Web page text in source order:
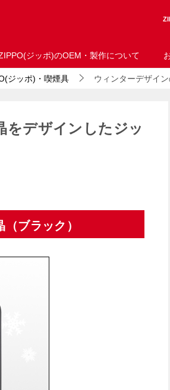
ジッポ)のOEM・製作について
ジッポ)・喫煙具 ウィンターデザイ
をデザインしたジッ
ブラック）